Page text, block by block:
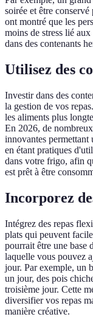
soirée et être
ont montré que les
moins de stress lié
dans des contenants
Utilisez des
Investir dans des
la gestion de vos
les aliments plus
En 2026, de
innovantes permettant
en étant pratiques
dans votre frigo, afin
est prêt à être
Incorporez
Intégrez des repas
plats qui peuvent
pourrait être une base
laquelle vous pouvez
jour. Par exemple, un
un jour, des pois
troisième jour. Cette
diversifier vos repas
manière créative.